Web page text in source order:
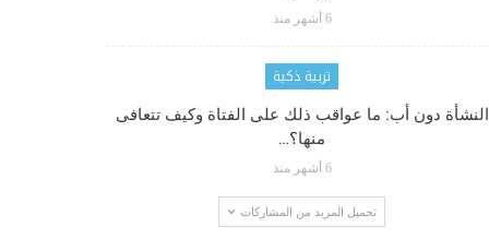
6 أشهر منذ
تربية ذكية
النشأة دون أب: ما عواقب ذلك على الفتاة وكيف تتعافى
منها؟…
6 أشهر منذ
تحميل المزيد من المشاركات